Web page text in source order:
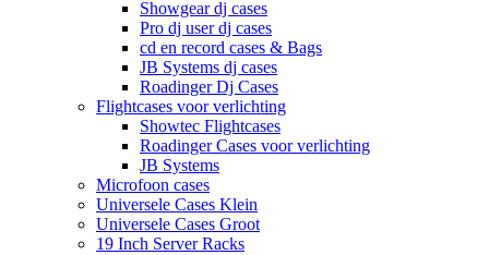
Showgear dj cases
Pro dj user dj cases
cd en record cases & Bags
JB Systems dj cases
Roadinger Dj Cases
Flightcases voor verlichting
Showtec Flightcases
Roadinger Cases voor verlichting
JB Systems
Microfoon cases
Universele Cases Klein
Universele Cases Groot
19 Inch Server Racks